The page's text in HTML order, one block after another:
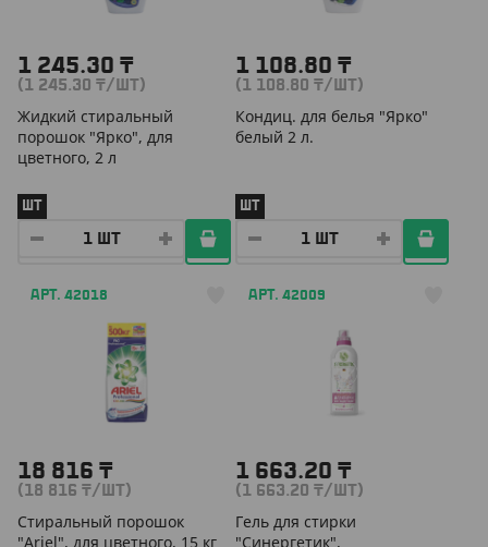
1 245.30 ₸
(1 245.30 ₸/ШТ)
Жидкий стиральный
порошок "Ярко", для
цветного, 2 л
ШТ
1 108.80 ₸
(1 108.80 ₸/ШТ)
Кондиц. для белья "Ярко"
белый 2 л.
ШТ
АРТ. 42018
18 816 ₸
(18 816 ₸/ШТ)
Стиральный порошок
"Ariel", для цветного, 15 кг
АРТ. 42009
1 663.20 ₸
(1 663.20 ₸/ШТ)
Гель для стирки
"Синергетик",